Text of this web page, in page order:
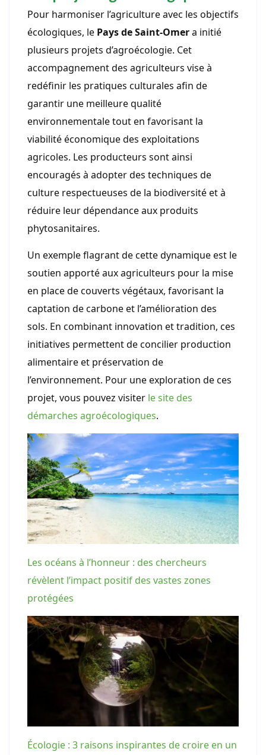
Pour harmoniser l’agriculture avec les objectifs
écologiques, le Pays de Saint-Omera initié
plusieurs projets d’agroécologie. Cet
accompagnement des agriculteurs vise à
redéfinir les pratiques culturales afin de
garantir une meilleure qualité
environnementale tout en favorisant la
viabilité économique des exploitations
agricoles. Les producteurs sont ainsi
encouragés à adopter des techniques de
culture respectueuses de la biodiversité et à
réduire leur dépendance aux produits
phytosanitaires.
Un exemple flagrant de cette dynamique est le
soutien apporté aux agriculteurs pour la mise
en place de couverts végétaux, favorisant la
captation de carbone et l’amélioration des
sols. En combinant innovation et tradition, ces
initiatives permettent de concilier production
alimentaire et préservation de
l’environnement. Pour une exploration de ces
projet, vous pouvez visiter le site des
démarches agroécologiques.
Les océans à l’honneur : des chercheurs
révèlent l’impact positif des vastes zones
protégées
Écologie : 3 raisons inspirantes de croire en un